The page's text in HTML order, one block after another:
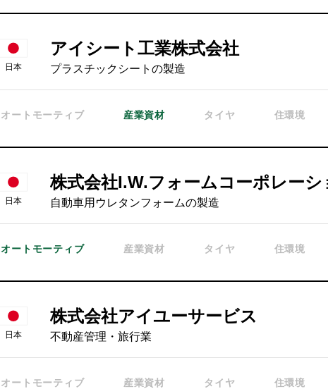
日本
アイシート工業株式会社
プラスチックシートの製造
オートモーティブ 産業資材 タイヤ 住環境
日本
株式会社I.W.フォームコーポレーシ
自動車用ウレタンフォームの製造
オートモーティブ 産業資材 タイヤ 住環境
日本
株式会社アイユーサービス
不動産管理・旅行業
オートモーティブ 産業資材 タイヤ 住環境